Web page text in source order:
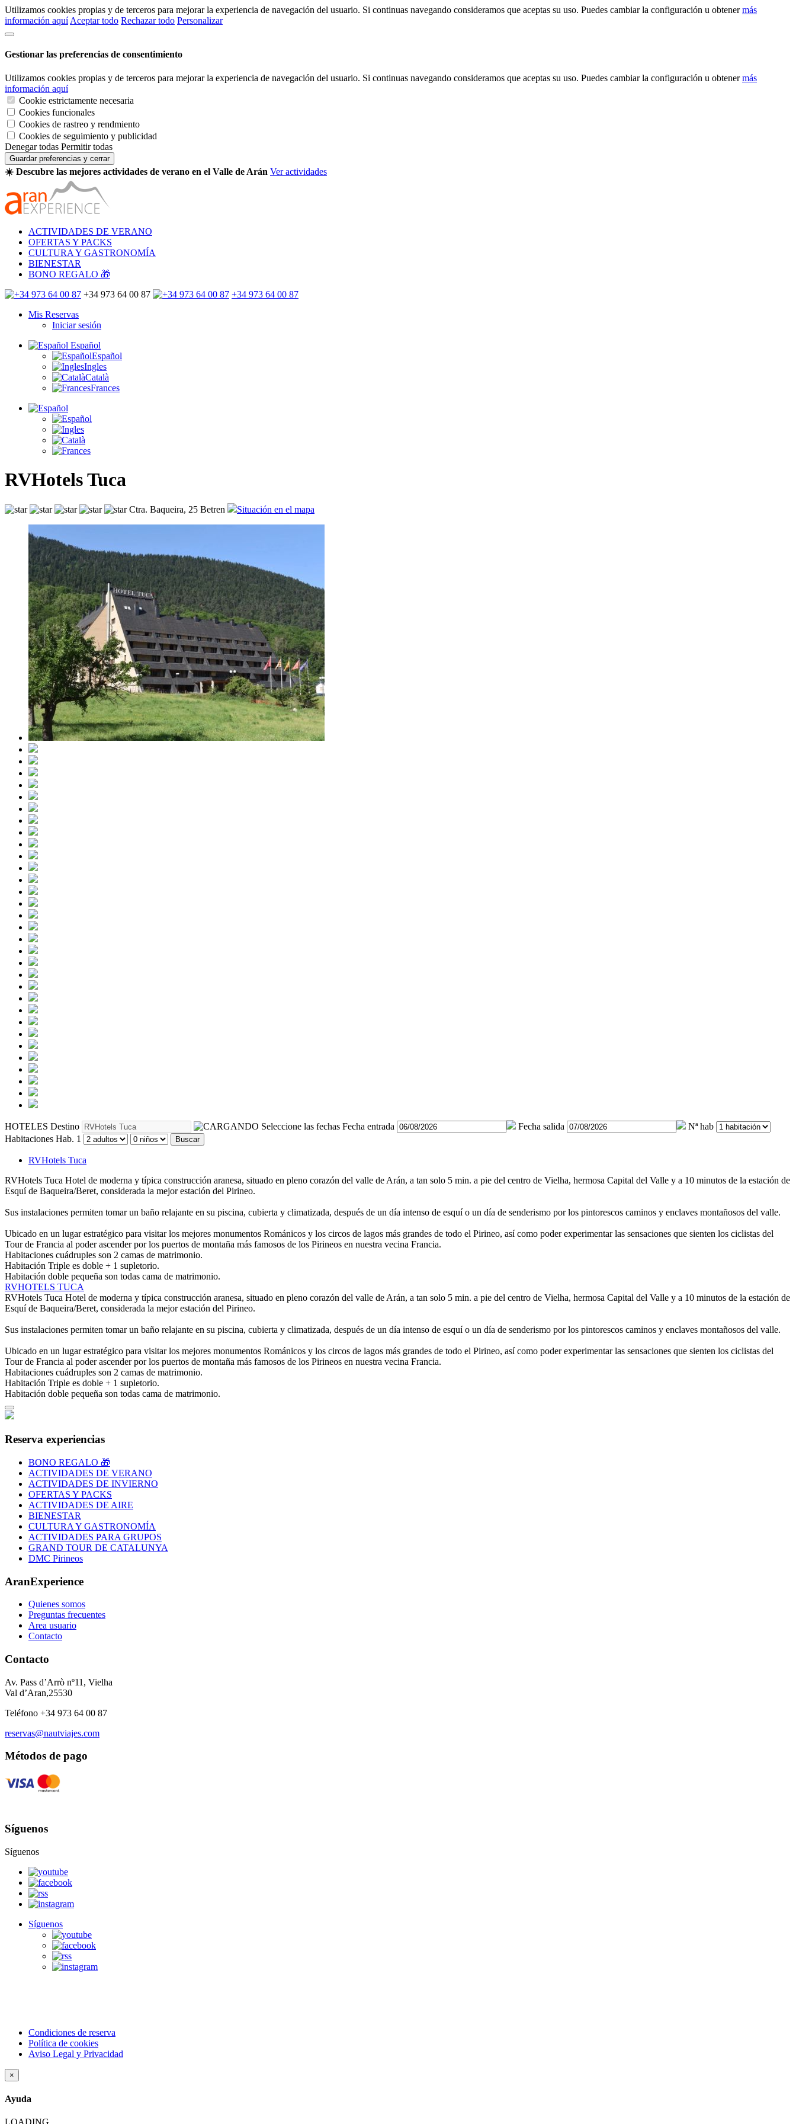
Utilizamos cookies propias y de terceros para mejorar la experiencia de navegación del usuario. Si continuas navegando consideramos que aceptas su uso. Puedes cambiar la configuración u obtenermás
información aquí Aceptar todo Rechazar todo Personalizar
Gestionar las preferencias de consentimiento
Utilizamos cookies propias y de terceros para mejorar la experiencia de navegación del usuario. Si continuas navegando consideramos que aceptas su uso. Puedes cambiar la configuración u obtenermás
información aquí
Cookie estrictamente necesaria
Cookies funcionales
Cookies de rastreo y rendmiento
Cookies de seguimiento y publicidad
Denegar todas Permitir todas
Guardar preferencias y cerrar
☀️ Descubre las mejores actividades de verano en el Valle de Arán Ver actividades
ACTIVIDADES DE VERANO
OFERTAS Y PACKS
CULTURA Y GASTRONOMÍA
BIENESTAR
BONO REGALO 🎁
+34 973 64 00 87
+34 973 64 00 87
Mis Reservas
Iniciar sesión
Español
Español
Ingles
Català
Frances
RVHotels Tuca
Ctra. Baqueira, 25 Betren Situación en el mapa
HOTELES Destino Seleccione las fechas Fecha entrada Fecha salida
Nª hab
Habitaciones Hab. 1 Buscar
RVHotels Tuca
RVHotels Tuca Hotel de moderna y típica construcción aranesa, situado en pleno corazón del valle de Arán, a tan solo 5 min. a pie del centro de Vielha, hermosa Capital del Valle y a 10 minutos de la estación de
Esquí de Baqueira/Beret, considerada la mejor estación del Pirineo.
Sus instalaciones permiten tomar un baño relajante en su piscina, cubierta y climatizada, después de un día intenso de esquí o un día de senderismo por los pintorescos caminos y enclaves montañosos del valle.
Ubicado en un lugar estratégico para visitar los mejores monumentos Románicos y los circos de lagos más grandes de todo el Pirineo, así como poder experimentar las sensaciones que sienten los ciclistas del
Tour de Francia al poder ascender por los puertos de montaña más famosos de los Pirineos en nuestra vecina Francia.
Habitaciones cuádruples son 2 camas de matrimonio.
Habitación Triple es doble + 1 supletorio.
Habitación doble pequeña son todas cama de matrimonio.
RVHOTELS TUCA
RVHotels Tuca Hotel de moderna y típica construcción aranesa, situado en pleno corazón del valle de Arán, a tan solo 5 min. a pie del centro de Vielha, hermosa Capital del Valle y a 10 minutos de la estación de
Esquí de Baqueira/Beret, considerada la mejor estación del Pirineo.
Sus instalaciones permiten tomar un baño relajante en su piscina, cubierta y climatizada, después de un día intenso de esquí o un día de senderismo por los pintorescos caminos y enclaves montañosos del valle.
Ubicado en un lugar estratégico para visitar los mejores monumentos Románicos y los circos de lagos más grandes de todo el Pirineo, así como poder experimentar las sensaciones que sienten los ciclistas del
Tour de Francia al poder ascender por los puertos de montaña más famosos de los Pirineos en nuestra vecina Francia.
Habitaciones cuádruples son 2 camas de matrimonio.
Habitación Triple es doble + 1 supletorio.
Habitación doble pequeña son todas cama de matrimonio.
Reserva experiencias
BONO REGALO 🎁
ACTIVIDADES DE VERANO
ACTIVIDADES DE INVIERNO
OFERTAS Y PACKS
ACTIVIDADES DE AIRE
BIENESTAR
CULTURA Y GASTRONOMÍA
ACTIVIDADES PARA GRUPOS
GRAND TOUR DE CATALUNYA
DMC Pirineos
AranExperience
Quienes somos
Preguntas frecuentes
Area usuario
Contacto
Contacto
Av. Pass d’Arrò nº11, Vielha
Val d’Aran,25530
Teléfono +34 973 64 00 87
reservas@nautviajes.com
Métodos de pago
Síguenos
Síguenos
Síguenos
Condiciones de reserva
Política de cookies
Aviso Legal y Privacidad
×
Ayuda